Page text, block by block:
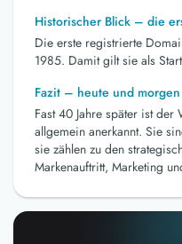
Historischer Blick – die
Die erste registrierte
1985. Damit gilt sie als
Fazit – heute und morgen
Fast 40 Jahre später ist
allgemein anerkannt. Sie
sie zählen zu den
Markenauftritt, Marketing